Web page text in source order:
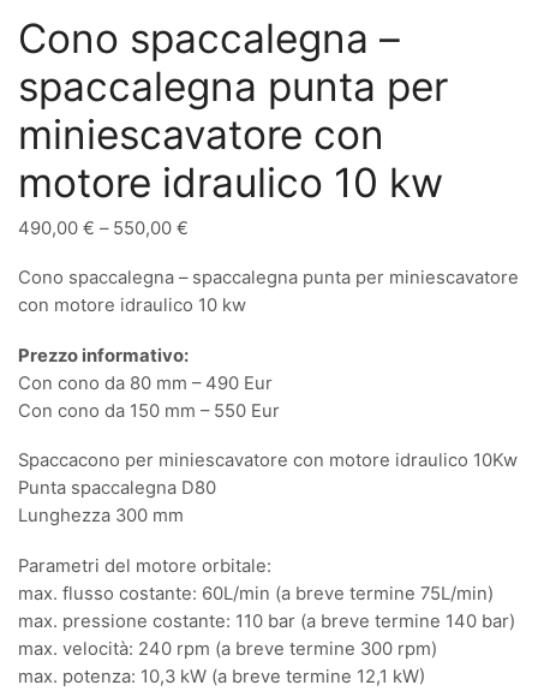
Cono spaccalegna –
spaccalegna punta per
miniescavatore con
motore idraulico 10 kw
490,00 € – 550,00 €
Cono spaccalegna – spaccalegna punta per miniescavatore
con motore idraulico 10 kw
Prezzo informativo:
Con cono da 80 mm – 490 Eur
Con cono da 150 mm – 550 Eur
Spaccacono per miniescavatore con motore idraulico 10Kw
Punta spaccalegna D80
Lunghezza 300 mm
Parametri del motore orbitale:
max. flusso costante: 60L/min (a breve termine 75L/min)
max. pressione costante: 110 bar (a breve termine 140 bar)
max. velocità: 240 rpm (a breve termine 300 rpm)
max. potenza: 10,3 kW (a breve termine 12,1 kW)